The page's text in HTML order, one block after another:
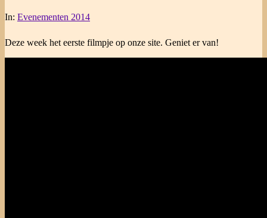
In: Evenementen 2014
Deze week het eerste filmpje op onze site. Geniet er van!